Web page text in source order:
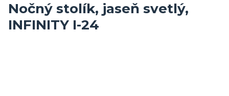
Nočný stolík, jaseň svetlý,
INFINITY I-24